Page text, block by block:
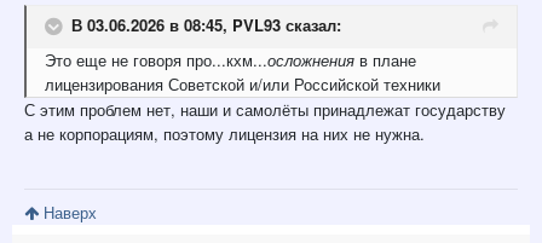
В 03.06.2026 в 08:45, PVL93 сказал:
Это еще не говоря про...кхм...осложнения в плане
лицензирования Советской и/или Российской техники
С этим проблем нет, наши и самолёты принадлежат государству
а не корпорациям, поэтому лицензия на них не нужна.
Наверх